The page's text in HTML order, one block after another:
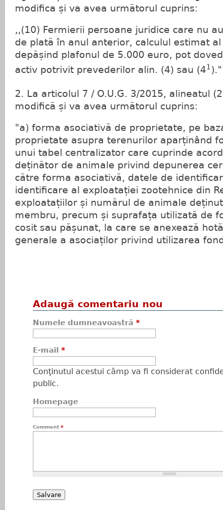
modifica și va avea următorul cuprins:
,,(10) Fermierii persoane juridice care nu
de plată în anul anterior, calculul estimat
depășind plafonul de 5.000 euro, pot
activ potrivit prevederilor alin. (4) sau (41)."
2. La articolul 7 / O.U.G. 3/2015, alineatul (2
modifică și va avea următorul cuprins:
"a) forma asociativă de proprietate, pe
proprietate asupra terenurilor aparținând
unui tabel centralizator care cuprinde
deținător de animale privind depunerea
către forma asociativă, datele de
identificare al exploatației zootehnice din
exploatațiilor și numărul de animale
membru, precum și suprafața utilizată de
cosit sau pășunat, la care se anexează
generale a asociaților privind utilizarea
Adaugă comentariu nou
Numele dumneavoastră *
E-mail *
Conţinutul acestui câmp va fi considerat
public.
Homepage
Comment *